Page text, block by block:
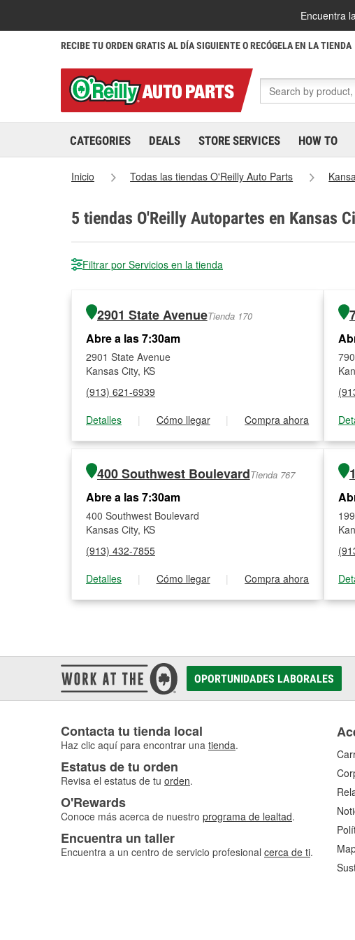
Encuentra
RECIBE TU ORDEN GRATIS AL DÍA SIGUIENTE O RECÓGELA EN LA TIENDA
CATEGORIES DEALS STORE SERVICES HOW TO
Inicio Todas las tiendas O'Reilly Auto Parts
5 tiendas O'Reilly Autopartes en Kansas
Filtrar por Servicios en la tienda
2901 State AvenueTienda 170
Abre a las 7:30am
2901 State Avenue
Kansas City, KS
(913) 621-6939
Detalles
| Cómo llegar | Compra ahora
400 Southwest BoulevardTienda 767
Abre a las 7:30am
400 Southwest Boulevard
Kansas City, KS
(913) 432-7855
Detalles
| Cómo llegar | Compra ahora
OPORTUNIDADES LABORALES
Contacta tu tienda local
Haz clic aquí para encontrar una tienda.
Estatus de tu orden
Revisa el estatus de tu orden.
O'Rewards
Conoce más acerca de nuestro programa de lealtad.
Encuentra un taller
Encuentra a un centro de servicio profesional cerca de ti.